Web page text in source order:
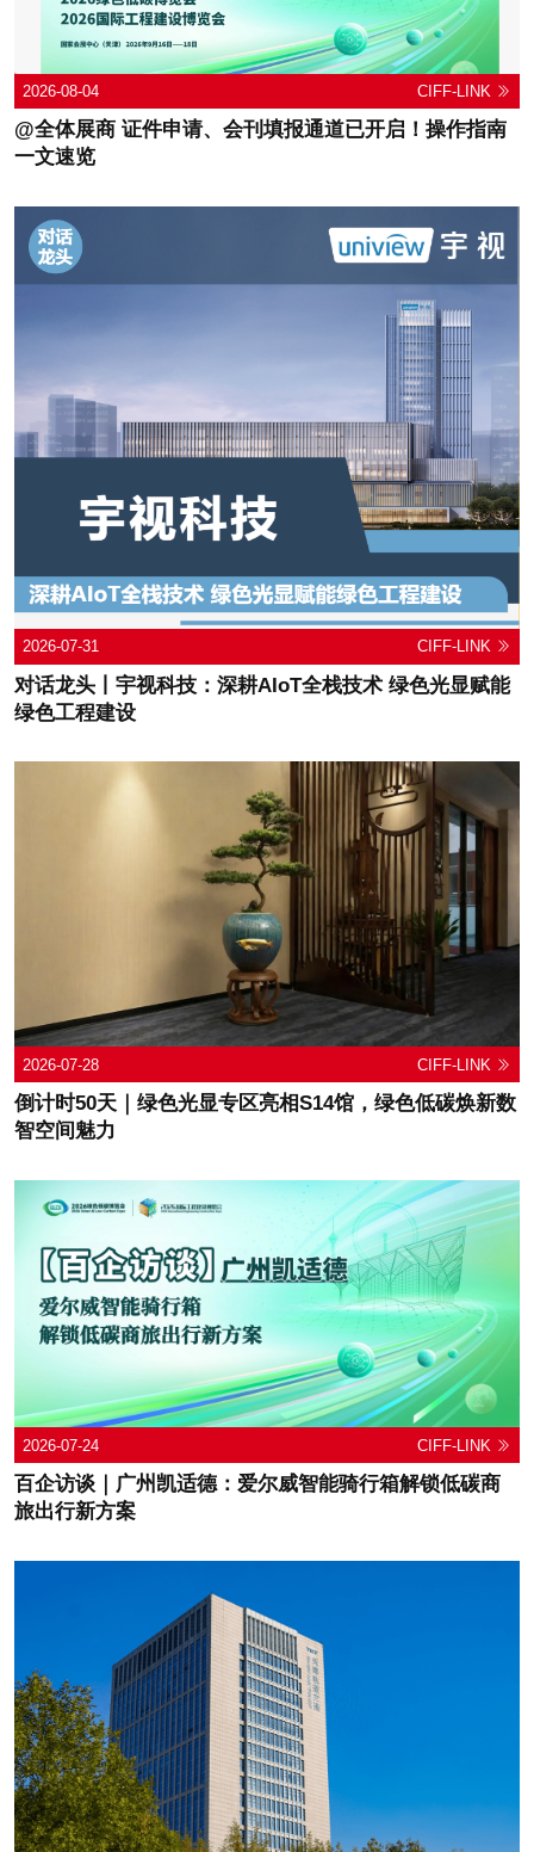
2026-08-04 CIFF-LINK
@全体展商 证件申请、会刊填报通道已开启！操作指南
一文速览
2026-07-31 CIFF-LINK
对话龙头丨宇视科技：深耕AIoT全栈技术 绿色光显赋能
绿色工程建设
2026-07-28 CIFF-LINK
倒计时50天｜绿色光显专区亮相S14馆，绿色低碳焕新数
智空间魅力
2026-07-24 CIFF-LINK
百企访谈｜广州凯适德：爱尔威智能骑行箱解锁低碳商
旅出行新方案